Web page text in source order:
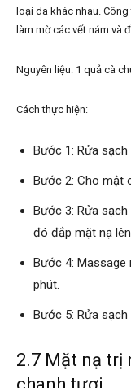
loại da khác nhau.
làm mờ các vết nám và
Nguyên liệu: 1 quả cà
Cách thực hiện:
Bước 1: Rửa sạch
Bước 2: Cho mật
Bước 3: Rửa
đó đắp mặt nạ
Bước 4: Massage
phút.
Bước 5: Rửa
2.7 Mặt nạ trị